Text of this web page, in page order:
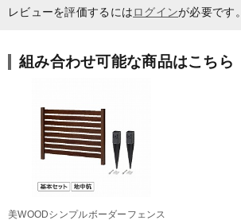
レビューを評価するにはログインが必要です。
組み合わせ可能な商品はこちら
美WOODシンプルボーダーフェンス